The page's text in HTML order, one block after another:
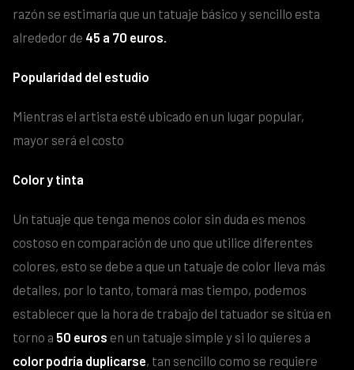
razón se estimaría que un tatuaje básico y sencillo esta
alrededor de 45 a 70 euros.
Popularidad del estudio
Mientras el artista esté ubicado en un lugar popular,
mayor será el costo
Color y tinta
Un tatuaje que tenga menos color sin duda es menos
costoso en comparación de uno que utilice diferentes
colores, esto se debe a que un tatuaje de color lleva más
detalles, por lo tanto, tomará mas tiempo, podemos
establecer que la hora de trabajo del tatuador se sitúa en
torno a 50 euros en un tatuaje simple y si lo quieres a
color podría duplicarse, tan sencillo como se requiere